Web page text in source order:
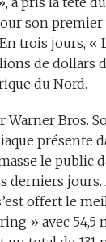
son premier
trois jours, «
de dollars
du Nord.
Warner Bros.
présente
le public
derniers jours.
offert le
» avec